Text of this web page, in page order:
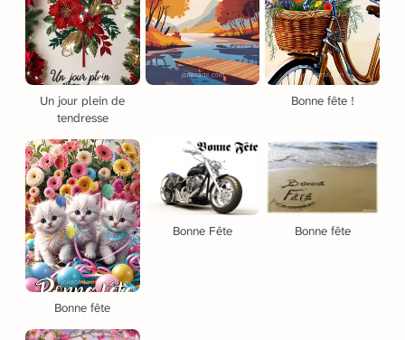
Un jour plein de
tendresse
Bonne fête !
Bonne fête
Bonne Fête Bonne fête